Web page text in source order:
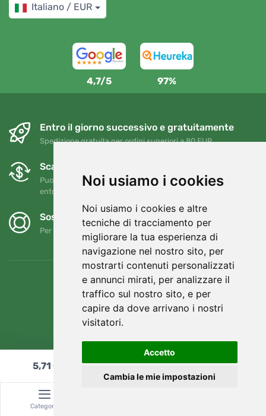
Noi usiamo i cookies
Noi usiamo i cookies e altre
tecniche di tracciamento per
migliorare la tua esperienza di
navigazione nel nostro sito, per
mostrarti contenuti personalizzati
e annunci mirati, per analizzare il
traffico sul nostro sito, e per
capire da dove arrivano i nostri
visitatori.
Accetto
Cambia le mie impostazioni
Italiano / EUR
4,7/5 97%
Entro il giorno successivo e gratuitamente
Spedizione gratuita per ordini superiori a 80 EUR
Scambi e resi gratuiti
Puoi restituire o cambiare il tuo ordine in qualsiasi momento
entro 90 giorni
Sosteniamo Trees.org
Per ogni ordine piantiamo un albero! Leggi di più
5,71 € Aggiungi al carrello
Categoria